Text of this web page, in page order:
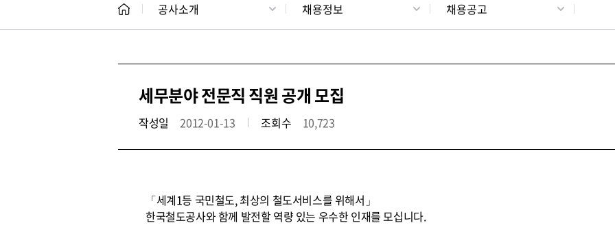
공사소개 채용정보 채용공고
세무분야 전문직 직원 공개 모집
작성일 2012-01-13 조회수 10,723
「세계1등 국민철도, 최상의 철도서비스를 위해서」
한국철도공사와 함께 발전할 역량 있는 우수한 인재를 모십니다.